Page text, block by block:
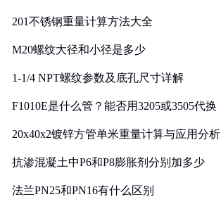
201不锈钢重量计算方法大全
M20螺纹大径和小径是多少
1-1/4 NPT螺纹参数及底孔尺寸详解
F1010E是什么管？能否用3205或3505代换
20x40x2镀锌方管单米重量计算与应用分析
抗渗混凝土中P6和P8膨胀剂分别加多少
法兰PN25和PN16有什么区别